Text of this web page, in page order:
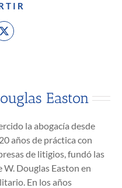
X
Easton
la abogacía desde
años de práctica con
de litigios, fundó las
W. Douglas Easton en
En los años